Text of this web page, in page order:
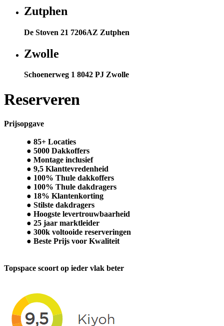
Zutphen
De Stoven 21 7206AZ Zutphen
Zwolle
Schoenerweg 1 8042 PJ Zwolle
Reserveren
Prijsopgave
85+ Locaties
5000 Dakkoffers
Montage inclusief
9,5 Klanttevredenheid
100% Thule dakkoffers
100% Thule dakdragers
18% Klantenkorting
Stilste dakdragers
Hoogste levertrouwbaarheid
25 jaar marktleider
300k voltooide reserveringen
Beste Prijs voor Kwaliteit
Topspace scoort op ieder vlak beter